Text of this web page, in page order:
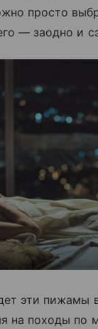
просто
— заодно и
эти пижамы
на походы по